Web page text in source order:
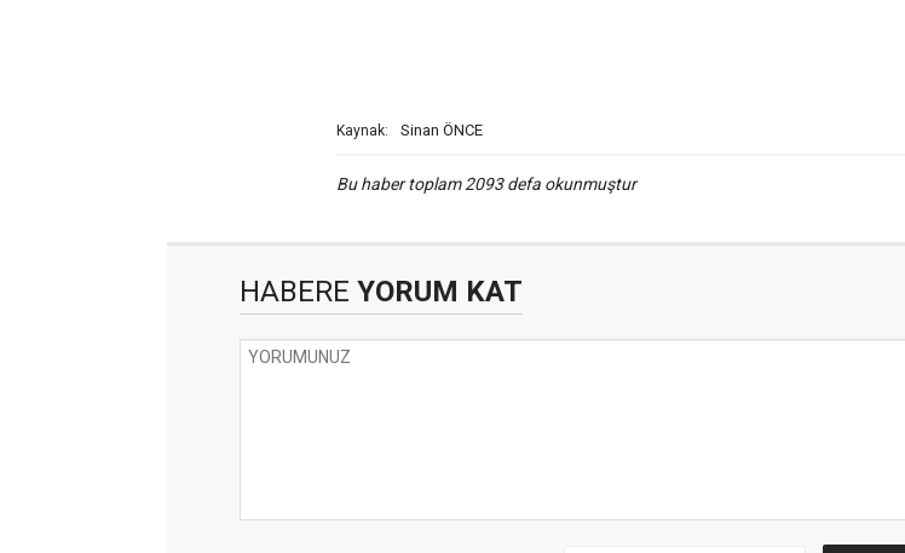
Kaynak: Sinan ÖNCE
Bu haber toplam 2093 defa okunmuştur
HABERE YORUM KAT